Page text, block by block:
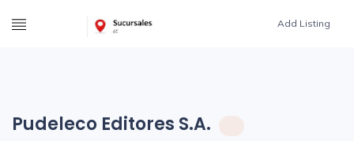
Add Listing
Pudeleco Editores S.A.